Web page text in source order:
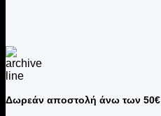
Δωρεάν αποστολή άνω των 50€